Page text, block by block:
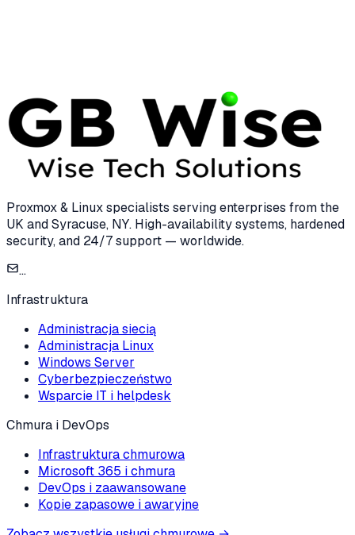
Proxmox & Linux specialists serving enterprises from the
UK and Syracuse, NY. High-availability systems, hardened
security, and 24/7 support — worldwide.
...
Infrastruktura
Administracja siecią
Administracja Linux
Windows Server
Cyberbezpieczeństwo
Wsparcie IT i helpdesk
Chmura i DevOps
Infrastruktura chmurowa
Microsoft 365 i chmura
DevOps i zaawansowane
Kopie zapasowe i awaryjne